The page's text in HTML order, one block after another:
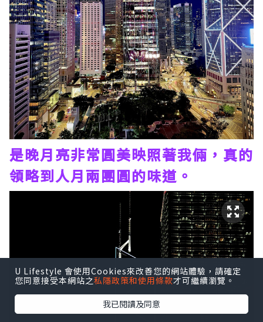
是晚月亮非常圓美映照著我倆，真的
領略到人月兩團圓的味道。
U Lifestyle 會使用Cookies來改善您的網站體驗，請確定
您同意接受本網站之私隱政策和使用條款才可繼續瀏覽。
我已閱讀及同意